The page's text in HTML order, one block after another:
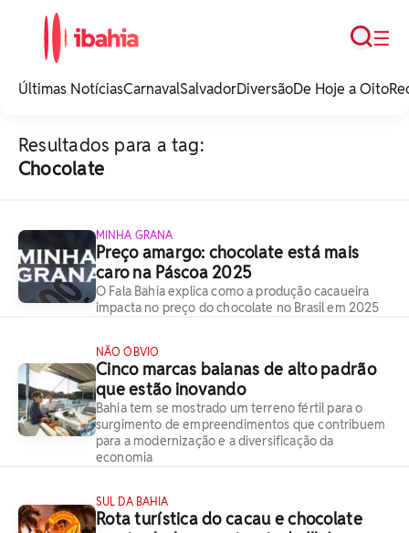
noticias e
☰
Busca
Últimas NotíciasCarnavalSalvadorDiversãoDe Hoje a Oito
Resultados para a tag:
Chocolate
MINHA GRANA
Preço amargo: chocolate está mais
caro na Páscoa 2025
O Fala Bahia explica como a produção cacaueira
impacta no preço do chocolate no Brasil em 2025
NÃO ÓBVIO
Cinco marcas baianas de alto padrão
que estão inovando
Bahia tem se mostrado um terreno fértil para o
surgimento de empreendimentos que contribuem
para a modernização e a diversificação da
economia
SUL DA BAHIA
Rota turística do cacau e chocolate